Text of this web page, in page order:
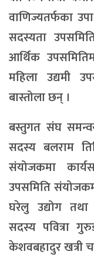
वाणिज्यतर्फका
सदस्यता
आर्थिक
महिला उद्यमी
बास्तोला छन् ।
बस्तुगत संघ
सदस्य बलराम
संयोजकमा
उपसमिति
घरेलु उद्योग तथा
सदस्य पवित्रा
केशवबहादुर खत्री